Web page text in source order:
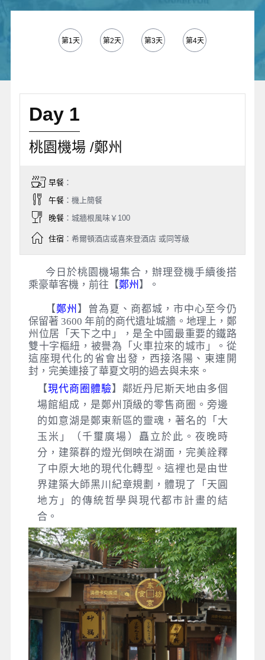
第1天 第2天 第3天 第4天
Day 1
桃園機場 /鄭州
早餐：
午餐：機上簡餐
晚餐：城牆根風味￥100
住宿：希爾頓酒店或喜來登酒店 或同等級
今日於桃園機場集合，辦理登機手續後搭
乘豪華客機，前往【鄭州 】。
【鄭州 】曾為夏、商都城，市中心至今仍
保留著 3600 年前的商代遺址城牆。地理上，鄭
州位居「天下之中」，是全中國最重要的鐵路
雙十字樞紐，被譽為「火車拉來的城市」。從
這座現代化的省會出發，西接洛陽、東連開
封，完美連接了華夏文明的過去與未來。
【現代商圈體驗】鄰近丹尼斯天地由多個
場館組成，是鄭州頂級的零售商圈。旁邊
的如意湖是鄭東新區的靈魂，著名的「大
玉米」（千璽廣場）矗立於此。夜晚時
分，建築群的燈光倒映在湖面，完美詮釋
了中原大地的現代化轉型。這裡也是由世
界建築大師黑川紀章規劃，體現了「天圓
地方」的傳統哲學與現代都市計畫的結
合。